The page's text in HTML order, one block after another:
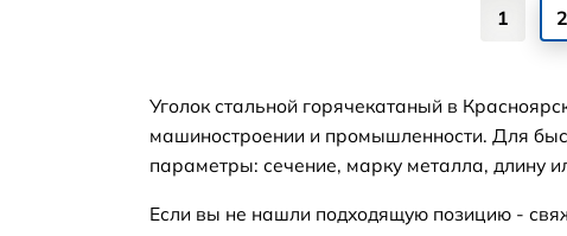
1 2
Уголок стальной горячекатаный в
машиностроении и промышленности. Для
параметры: сечение, марку металла, длину
Если вы не нашли подходящую позицию -